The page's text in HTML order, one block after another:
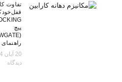
تفاوت
پیچ
20 آبان 1404
دیدگاه